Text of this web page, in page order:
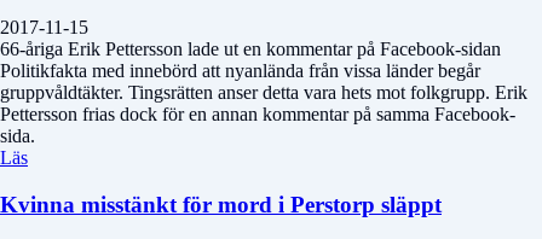
2017-11-15
66-åriga Erik Pettersson lade ut en kommentar på Facebook-sidan
Politikfakta med innebörd att nyanlända från vissa länder begår
gruppvåldtäkter. Tingsrätten anser detta vara hets mot folkgrupp. Erik
Pettersson frias dock för en annan kommentar på samma Facebook-
sida.
Läs
Kvinna misstänkt för mord i Perstorp släppt